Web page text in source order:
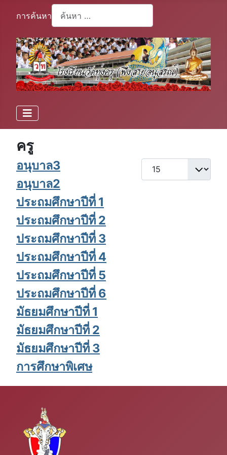
การค้นหา
ครู
แสดง #
อนุบาล3
อนุบาล2
ประถมศึกษาปีที่ 1
ประถมศึกษาปีที่ 2
ประถมศึกษาปีที่ 3
ประถมศึกษาปีที่ 4
ประถมศึกษาปีที่ 5
ประถมศึกษาปีที่ 6
มัธยมศึกษาปีที่ 1
มัธยมศึกษาปีที่ 2
มัธยมศึกษาปีที่ 3
การศึกษาพิเศษ